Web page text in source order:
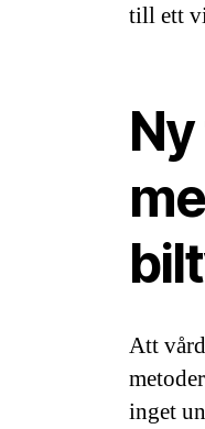
till ett
Att
inget